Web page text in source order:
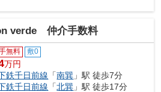
verde 仲介手数料
無料 敷0
万円
鉄千日前線 「南巽 」駅 徒歩7分
鉄千日前線 「北巽 」駅 徒歩17分